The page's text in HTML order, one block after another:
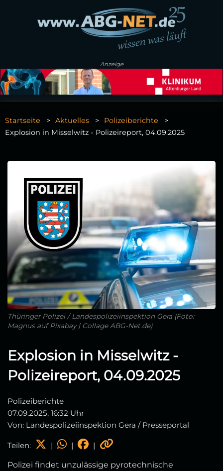
Anzeige
Startseite Aktuelles
Polizeiberichte
Explosion in Misselwitz - Polizeireport, 04.09.2025
Thüringer Polizei / Landespolizeiinspektion Gera (Foto:
Magnus auf Pixabay | Collage ABG-Net.de)
Explosion in Misselwitz -
Polizeireport, 04.09.2025
Polizeiberichte
07.09.2025, 16:32 Uhr
Von: Landespolizeiinspektion Gera / Presseportal
Teilen: | | |
Polizei findet unzulässige pyrotechnische